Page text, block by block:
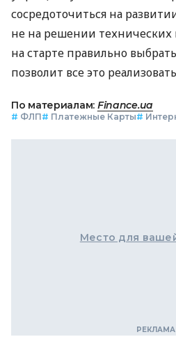
сосредоточиться на
не на решении технических
на старте правильно
позволит все это
По материалам: Finance.ua
# ФЛП# Платежные Карты#
Место для